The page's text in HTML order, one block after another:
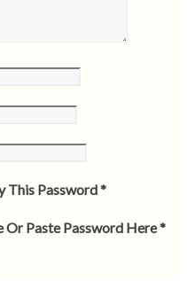
This Password *
Or Paste Password Here *